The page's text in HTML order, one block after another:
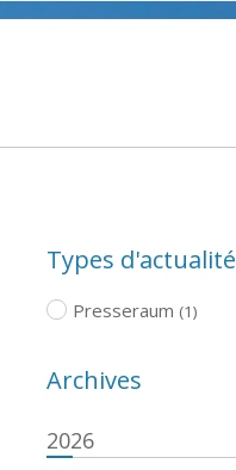
Types d'actualité
Presseraum (1)
Archives
2026